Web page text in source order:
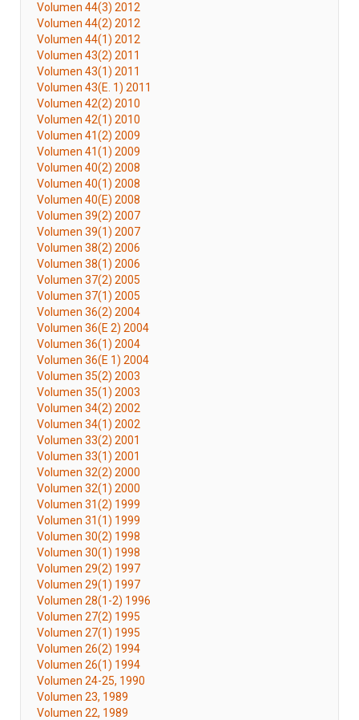
Volumen 44(3) 2012
Volumen 44(2) 2012
Volumen 44(1) 2012
Volumen 43(2) 2011
Volumen 43(1) 2011
Volumen 43(E. 1) 2011
Volumen 42(2) 2010
Volumen 42(1) 2010
Volumen 41(2) 2009
Volumen 41(1) 2009
Volumen 40(2) 2008
Volumen 40(1) 2008
Volumen 40(E) 2008
Volumen 39(2) 2007
Volumen 39(1) 2007
Volumen 38(2) 2006
Volumen 38(1) 2006
Volumen 37(2) 2005
Volumen 37(1) 2005
Volumen 36(2) 2004
Volumen 36(E 2) 2004
Volumen 36(1) 2004
Volumen 36(E 1) 2004
Volumen 35(2) 2003
Volumen 35(1) 2003
Volumen 34(2) 2002
Volumen 34(1) 2002
Volumen 33(2) 2001
Volumen 33(1) 2001
Volumen 32(2) 2000
Volumen 32(1) 2000
Volumen 31(2) 1999
Volumen 31(1) 1999
Volumen 30(2) 1998
Volumen 30(1) 1998
Volumen 29(2) 1997
Volumen 29(1) 1997
Volumen 28(1-2) 1996
Volumen 27(2) 1995
Volumen 27(1) 1995
Volumen 26(2) 1994
Volumen 26(1) 1994
Volumen 24-25, 1990
Volumen 23, 1989
Volumen 22, 1989